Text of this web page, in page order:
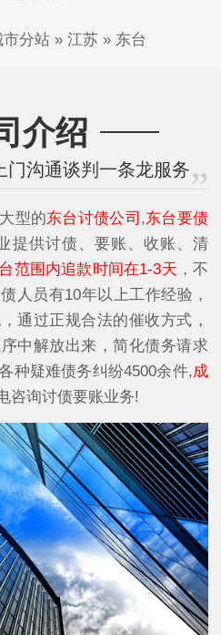
市分站» 江苏» 东台
介绍
门沟通谈判一条龙服务
型的东台讨债公司 ,东台要债
提供讨债、要账、收账、清
范围内追款时间在1-3天 ，不
人员有10年以上工作经验，
通过正规合法的催收方式，
中解放出来，简化债务请求
种疑难债务纠纷4500余件,成
咨询讨债要账业务!